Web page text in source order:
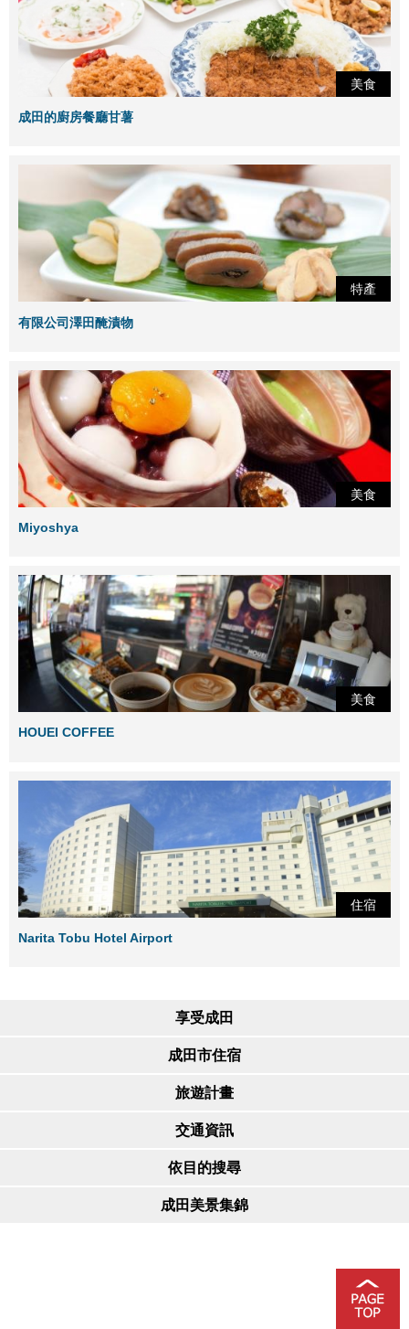
美食
成田的廚房餐廳甘薯
特產
有限公司澤田醃漬物
美食
Miyoshya
美食
HOUEI COFFEE
住宿
Narita Tobu Hotel Airport
享受成田
成田市住宿
旅遊計畫
交通資訊
依目的搜尋
成田美景集錦